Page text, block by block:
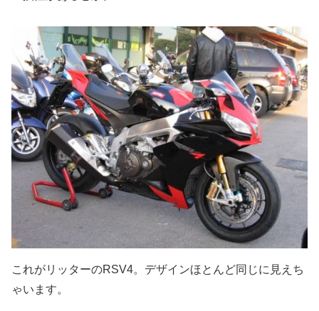
これがリッターのRSV4。デザインほとんど同じに見えち
ゃいます。